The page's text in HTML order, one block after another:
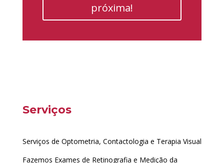
próxima!
Serviços
Serviços de Optometria, Contactologia e Terapia Visual
Fazemos Exames de Retinografia e Medição da